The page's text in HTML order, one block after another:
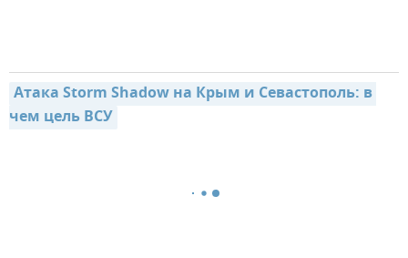
Атака Storm Shadow на Крым и Севастополь: в
чем цель ВСУ